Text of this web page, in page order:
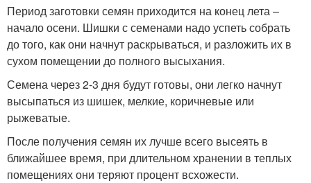
Период заготовки семян приходится на конец лета –
начало осени. Шишки с семенами надо успеть собрать
до того, как они начнут раскрываться, и разложить их в
сухом помещении до полного высыхания.
Семена через 2-3 дня будут готовы, они легко начнут
высыпаться из шишек, мелкие, коричневые или
рыжеватые.
После получения семян их лучше всего высеять в
ближайшее время, при длительном хранении в теплых
помещениях они теряют процент всхожести.